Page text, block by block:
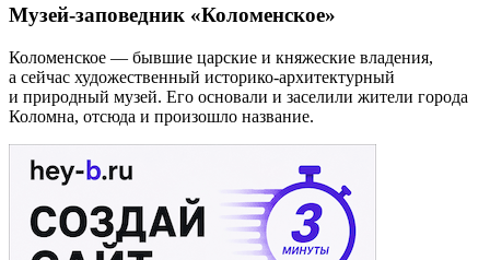
Музей-заповедник «Коломенское»
Коломенское — бывшие царские и княжеские владения,
а сейчас художественный историко-архитектурный
и природный музей. Его основали и заселили жители города
Коломна, отсюда и произошло название.